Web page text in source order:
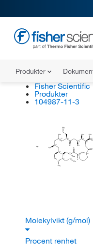
Produkter
Fisher Scientific
Produkter
104987-11-3
H2O
CH
(S)
N
O
O
(R)
OH
O
(S)
(S)
H3 C
(R)
CH2
O
(S)
(R)
3
CH3
O
3
(S) (R)
CH
O
CH
(E)
(E)
Molekylvikt (g/mol)
Procent renhet